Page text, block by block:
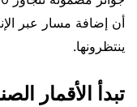
أن إضافة مسار عبر
ينتظرونها.
تبدأ الأقمار